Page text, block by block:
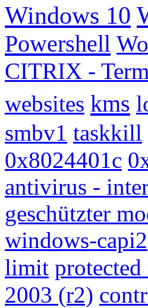
Windows 10
Powershell
CITRIX -
websites kms
smbv1 taskkill
0x8024401c
antivirus -
geschützter
windows-capi2
limit protected
2003 (r2)